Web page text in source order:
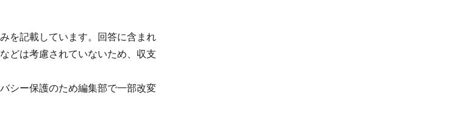
を記載しています。回答に含まれ
どは考慮されていないため、収支
シー保護のため編集部で一部改変